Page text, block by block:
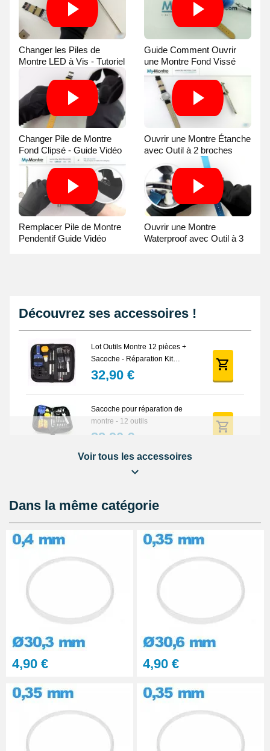
Changer les Piles de
Montre LED à Vis - Tutoriel
Vidéo
Guide Comment Ouvrir
une Montre Fond Vissé
avec une Balle
Changer Pile de Montre
Fond Clipsé - Guide Vidéo
Ouvrir une Montre Étanche
avec Outil à 2 broches
Remplacer Pile de Montre
Pendentif Guide Vidéo
Ouvrir une Montre
Waterproof avec Outil à 3
Découvrez ses accessoires !
Lot Outils Montre 12 pièces +
Sacoche - Réparation Kit
Horlogerie
32,90 €
Sacoche pour réparation de
montre - 12 outils
32,90 €
Lubrijoint – Graisse pour Joint
8,90 €
Kit Réparation Montre
23,90 €
Voir tous les accessoires
Dans la même catégorie
4,90 € 4,90 €